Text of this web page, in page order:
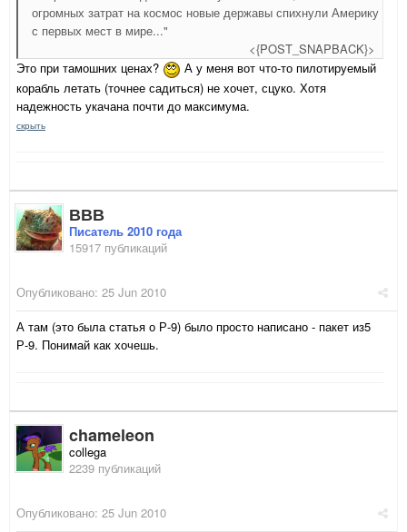
огромных затрат на космос новые державы спихнули Америку
с первых мест в мире..."
<{POST_SNAPBACK}>
Это при тамошних ценах?
А у меня вот что-то пилотируемый
корабль летать (точнее садиться) не хочет, сцуко. Хотя
надежность укачана почти до максимума.
скрыть
ВВВ
Писатель 2010 года
15917 публикаций
Опубликовано: 25 Jun 2010
А там (это была статья о Р-9) было просто написано - пакет из5
Р-9. Понимай как хочешь.
chameleon
collega
2239 публикаций
Опубликовано: 25 Jun 2010